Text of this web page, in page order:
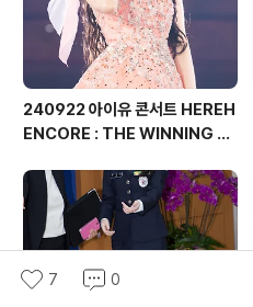
240922 아이유 콘서트 HEREH
ENCORE : THE WINNING 직
7 0